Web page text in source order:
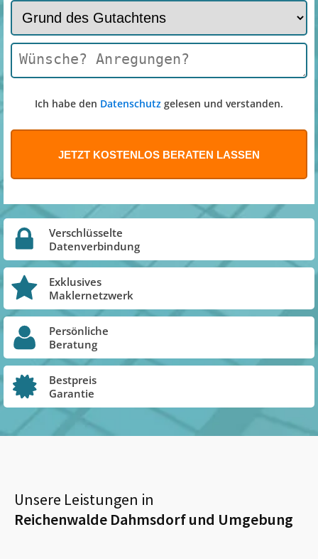
Ich habe den Datenschutz gelesen und verstanden.
Verschlüsselte
Datenverbindung
Exklusives
Maklernetzwerk
Persönliche
Beratung
Bestpreis
Garantie
Unsere Leistungen in
Reichenwalde Dahmsdorfund Umgebung